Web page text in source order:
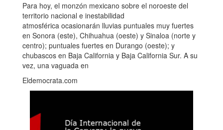
Para hoy, el monzón mexicano sobre el noroeste del
territorio nacional e inestabilidad
atmosférica ocasionarán lluvias puntuales muy fuertes
en Sonora (este), Chihuahua (oeste) y Sinaloa (norte y
centro); puntuales fuertes en Durango (oeste); y
chubascos en Baja California y Baja California Sur. A su
vez, una vaguada en
Eldemocrata.com